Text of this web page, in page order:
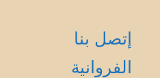
إتصل بنا
الفروانية